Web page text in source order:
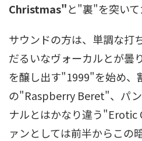
Christmas"と"裏"を突いて
サウンドの方は、単調な打
だるいなヴォーカルとが曇
を醸し出す"1999"を始め、
の"Raspberry Beret"、パ
ナルとはかなり違う"Erotic
ァンとしては前半からこの